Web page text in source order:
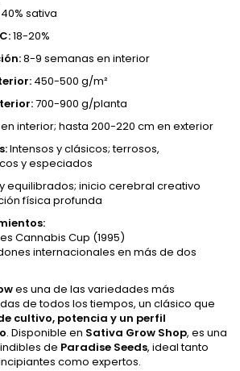
sativa
18-20%
8-9 semanas en interior
450-500 g/m²
700-900 g/planta
interior; hasta 200-220 cm en exterior
Intensos y clásicos; terrosos,
y especiados
equilibrados; inicio cerebral creativo
física profunda
Cannabis Cup (1995)
internacionales en más de dos
es una de las variedades más
de todos los tiempos, un clásico que
cultivo, potencia y un perfil
. Disponible en Sativa Grow Shop, es una
de Paradise Seeds, ideal tanto
como expertos.